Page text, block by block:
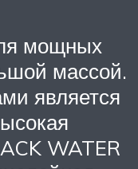
мощных
массой.
является
WATER